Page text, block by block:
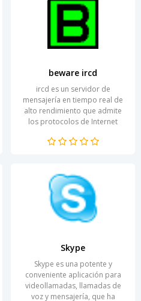
beware ircd
ircd es un servidor de
mensajería en tiempo real de
alto rendimiento que admite
los protocolos de Internet
está diseñado para...
Skype
Skype es una potente y
conveniente aplicación para
videollamadas, llamadas de
voz y mensajería, que ha